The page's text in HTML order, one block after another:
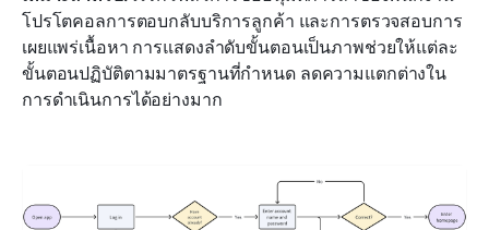
โปรโตคอลการตอบกลับบริการลูกค้า และการตรวจสอบการ
เผยแพร่เนื้อหา การแสดงลำดับขั้นตอนเป็นภาพช่วยให้แต่ละ
ขั้นตอนปฏิบัติตามมาตรฐานที่กำหนด ลดความแตกต่างใน
การดำเนินการได้อย่างมาก